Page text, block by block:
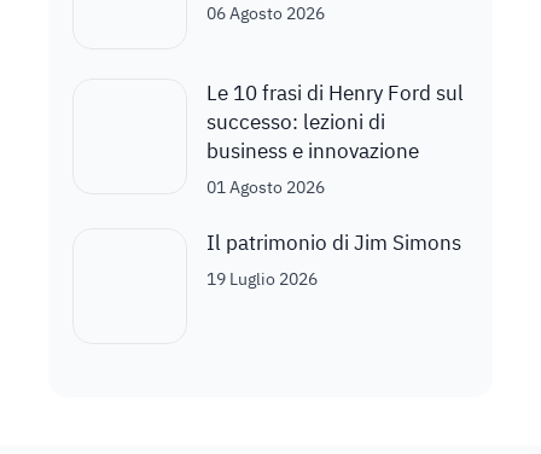
06 Agosto 2026
Le 10 frasi di Henry Ford sul
successo: lezioni di
business e innovazione
01 Agosto 2026
Il patrimonio di Jim Simons
19 Luglio 2026